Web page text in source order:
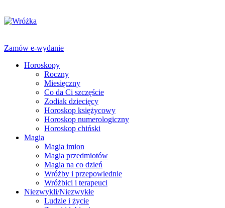
Zamów e-wydanie
Horoskopy
Roczny
Miesięczny
Co da Ci szczęście
Zodiak dziecięcy
Horoskop księżycowy
Horoskop numerologiczny
Horoskop chiński
Magia
Magia imion
Magia przedmiotów
Magia na co dzień
Wróżby i przepowiednie
Wróżbici i terapeuci
Niezwykli/Niezwykłe
Ludzie i życie